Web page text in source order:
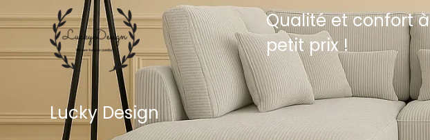
Lucky Design
Qualité et confort à
petit prix !